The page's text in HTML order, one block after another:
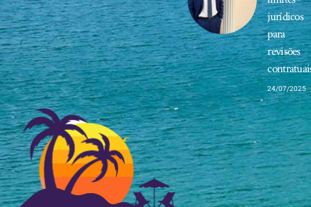
jurídicos
para
revisões
24/07/2025